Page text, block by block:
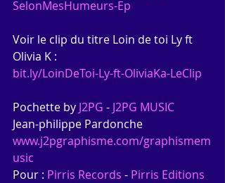
SelonMesHumeurs-Ep
Voir le clip du titre Loin de toi Ly ft
Olivia K :
bit.ly/LoinDeToi-Ly-ft-OliviaKa-LeClip
Pochette by J2PG - J2PG MUSIC
Jean-philippe Pardonche
www.j2pgraphisme.com/graphismem
usic
Pour : Pirris Records - Pirris Editions